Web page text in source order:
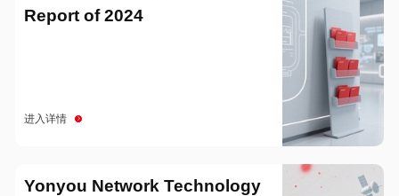
Report of 2024
进入详情
Yonyou Network Technology